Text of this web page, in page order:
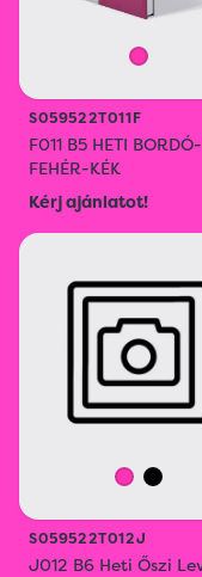
S059522T011F
F011 B5 HETI BORDÓ-
FEHÉR-KÉK
Kérj ajánlatot!
S059522T012J
J012 B6 Heti Őszi